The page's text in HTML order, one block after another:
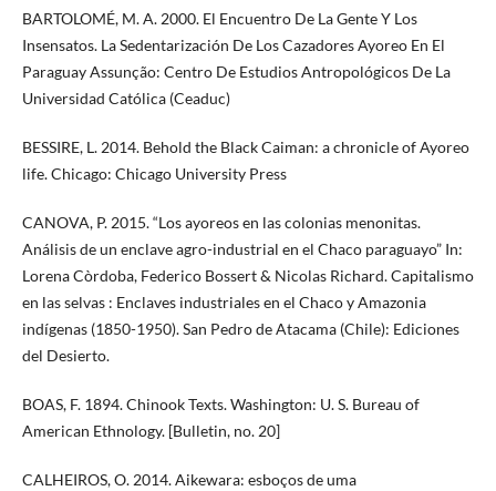
BARTOLOMÉ, M. A. 2000. El Encuentro De La Gente Y Los
Insensatos. La Sedentarización De Los Cazadores Ayoreo En El
Paraguay Assunção: Centro De Estudios Antropológicos De La
Universidad Católica (Ceaduc)
BESSIRE, L. 2014. Behold the Black Caiman: a chronicle of Ayoreo
life. Chicago: Chicago University Press
CANOVA, P. 2015. “Los ayoreos en las colonias menonitas.
Análisis de un enclave agro-industrial en el Chaco paraguayo” In:
Lorena Còrdoba, Federico Bossert & Nicolas Richard. Capitalismo
en las selvas : Enclaves industriales en el Chaco y Amazonia
indígenas (1850-1950). San Pedro de Atacama (Chile): Ediciones
del Desierto.
BOAS, F. 1894. Chinook Texts. Washington: U. S. Bureau of
American Ethnology. [Bulletin, no. 20]
CALHEIROS, O. 2014. Aikewara: esboços de uma